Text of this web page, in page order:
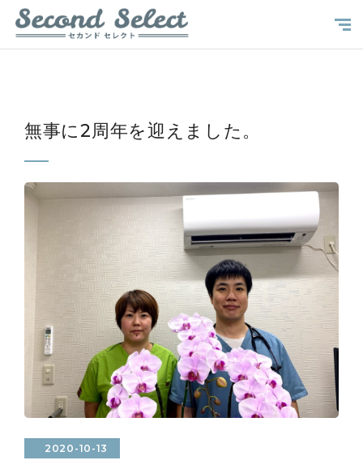
無事に2周年を迎えました。
2020-10-13